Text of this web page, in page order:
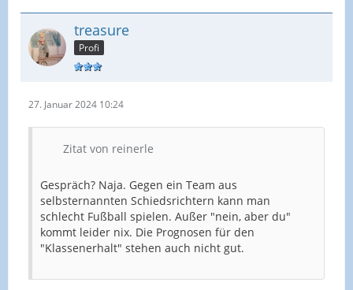
treasure
Profi
27. Januar 2024 10:24
Zitat von reinerle
Gespräch? Naja. Gegen ein Team aus
selbsternannten Schiedsrichtern kann man
schlecht Fußball spielen. Außer "nein, aber du"
kommt leider nix. Die Prognosen für den
"Klassenerhalt" stehen auch nicht gut.